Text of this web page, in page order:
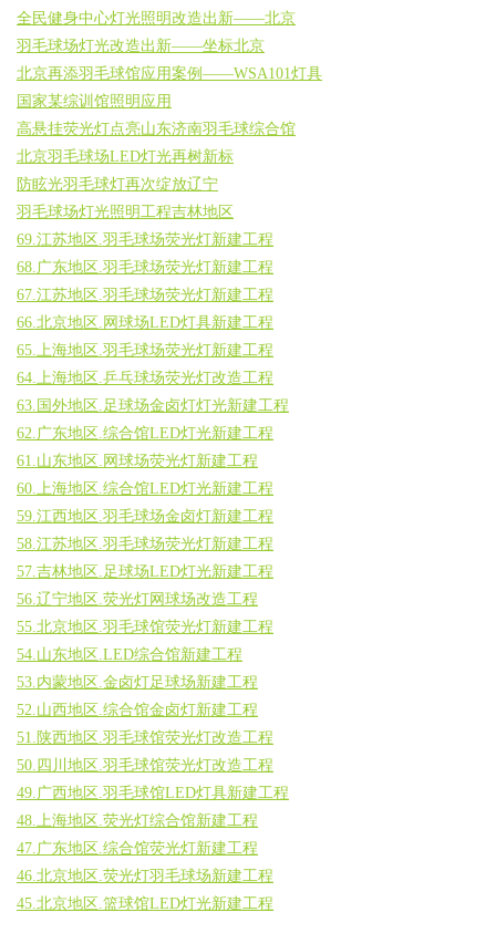
全民健身中心灯光照明改造出新——北京
羽毛球场灯光改造出新——坐标北京
北京再添羽毛球馆应用案例——WSA101灯具
国家某综训馆照明应用
高悬挂荧光灯点亮山东济南羽毛球综合馆
北京羽毛球场LED灯光再树新标
防眩光羽毛球灯再次绽放辽宁
羽毛球场灯光照明工程吉林地区
69.江苏地区.羽毛球场荧光灯新建工程
68.广东地区.羽毛球场荧光灯新建工程
67.江苏地区.羽毛球场荧光灯新建工程
66.北京地区.网球场LED灯具新建工程
65.上海地区.羽毛球场荧光灯新建工程
64.上海地区.乒乓球场荧光灯改造工程
63.国外地区.足球场金卤灯灯光新建工程
62.广东地区.综合馆LED灯光新建工程
61.山东地区.网球场荧光灯新建工程
60.上海地区.综合馆LED灯光新建工程
59.江西地区.羽毛球场金卤灯新建工程
58.江苏地区.羽毛球场荧光灯新建工程
57.吉林地区.足球场LED灯光新建工程
56.辽宁地区.荧光灯网球场改造工程
55.北京地区.羽毛球馆荧光灯新建工程
54.山东地区.LED综合馆新建工程
53.内蒙地区.金卤灯足球场新建工程
52.山西地区.综合馆金卤灯新建工程
51.陕西地区.羽毛球馆荧光灯改造工程
50.四川地区.羽毛球馆荧光灯改造工程
49.广西地区.羽毛球馆LED灯具新建工程
48.上海地区.荧光灯综合馆新建工程
47.广东地区.综合馆荧光灯新建工程
46.北京地区.荧光灯羽毛球场新建工程
45.北京地区.篮球馆LED灯光新建工程